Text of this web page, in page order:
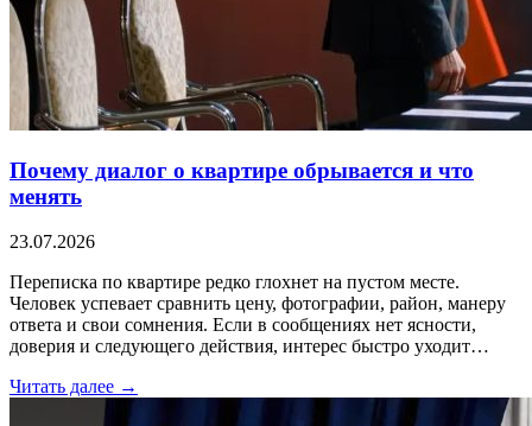
Почему диалог о квартире обрывается и что
менять
23.07.2026
Переписка по квартире редко глохнет на пустом месте.
Человек успевает сравнить цену, фотографии, район, манеру
ответа и свои сомнения. Если в сообщениях нет ясности,
доверия и следующего действия, интерес быстро уходит…
Читать далее →